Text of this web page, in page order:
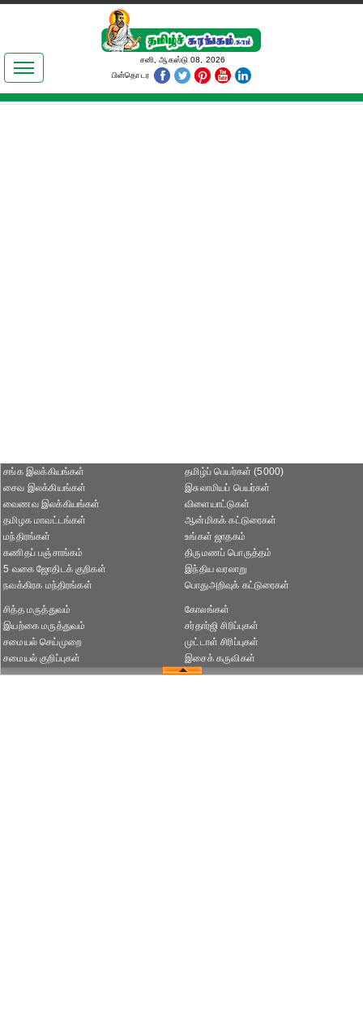
இலக்கியங்கள்
தமிழ் உலகம்
சனி, ஆகஸ்டு 08, 2026
பின்தொடர
சங்க இலக்கியங்கள்
சைவ இலக்கியங்கள்
வைணவ இலக்கியங்கள்
தமிழக மாவட்டங்கள்
தமிழ்ப் பெயர்கள் (5000)
இசுலாமியப் பெயர்கள்
விளையாட்டுகள்
ஆன்மிகக் கட்டுரைகள்
மந்திரங்கள்
கணிதப் பஞ்சாங்கம்
5 வகை ஜோதிடக் குறிகள்
நவக்கிரக மந்திரங்கள்
உங்கள் ஜாதகம்
திருமணப் பொருத்தம்
இந்திய வரலாறு
பொதுஅறிவுக் கட்டுரைகள்
சித்த மருத்துவம்
இயற்கை மருத்துவம்
சமையல் செய்முறை
சமையல் குறிப்புகள்
கோலங்கள்
சர்தார்ஜி சிரிப்புகள்
முட்டாள் சிரிப்புகள்
இசைக் கருவிகள்